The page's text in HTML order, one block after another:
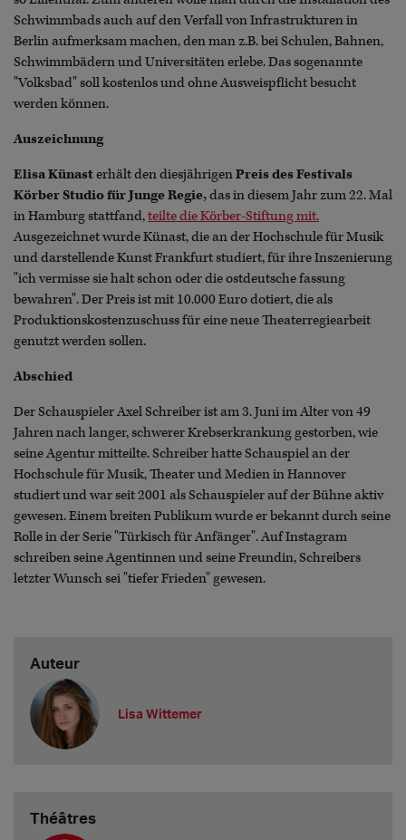
Schwimmbads auch auf den Verfall von Infrastrukturen in
Berlin aufmerksam machen, den man z.B. bei Schulen, Bahnen,
Schwimmbädern und Universitäten erlebe. Das sogenannte
"Volksbad" soll kostenlos und ohne Ausweispflicht besucht
werden können.
Auszeichnung
Elisa Künasterhält den diesjährigenPreis des Festivals
Körber Studio für Junge Regie,das in diesem Jahr zum 22. Mal
in Hamburg stattfand,teilte die Körber-Stiftung mit.
Ausgezeichnet wurde Künast, die an der Hochschule für Musik
und darstellende Kunst Frankfurt studiert, für ihre Inszenierung
"ich vermisse sie halt schon oder die ostdeutsche fassung
bewahren". Der Preis ist mit 10.000 Euro dotiert, die als
Produktionskostenzuschuss für eine neue Theaterregiearbeit
genutzt werden sollen.
Abschied
Der Schauspieler Axel Schreiber ist am 3. Juni im Alter von 49
Jahren nach langer, schwerer Krebserkrankung gestorben, wie
seine Agentur mitteilte. Schreiber hatte Schauspiel an der
Hochschule für Musik, Theater und Medien in Hannover
studiert und war seit 2001 als Schauspieler auf der Bühne aktiv
gewesen. Einem breiten Publikum wurde er bekannt durch seine
Rolle in der Serie "Türkisch für Anfänger". Auf Instagram
schreiben seine Agentinnen und seine Freundin, Schreibers
letzter Wunsch sei "tiefer Frieden" gewesen.
Auteur
Lisa Wittemer
Théâtres